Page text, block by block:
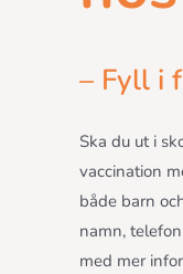
– Fyll i
Ska du ut i
vaccination
både barn
namn,
med mer